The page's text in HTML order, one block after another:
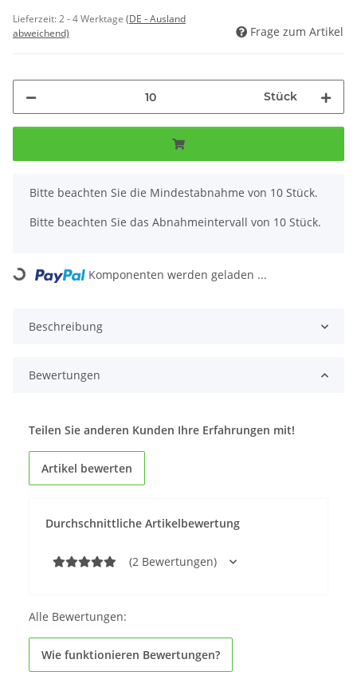
Lieferzeit:2 - 4 Werktage (DE - Ausland
abweichend)
Frage zum Artikel
Stück
x
Bitte beachten Sie die Mindestabnahme von 10 Stück.
Bitte beachten Sie das Abnahmeintervall von 10 Stück.
Loading... Komponenten werden geladen ...
Beschreibung
Bewertungen
Durchschnittliche Artikelbewertung
(2 Bewertungen)
Teilen Sie anderen Kunden Ihre Erfahrungen mit!
Artikel bewerten
Alle Bewertungen:
Wie funktionieren Bewertungen?